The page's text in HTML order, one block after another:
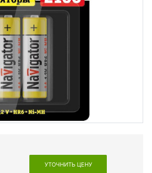
УТОЧНИТЬ ЦЕНУ